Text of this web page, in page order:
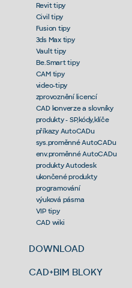
Revit tipy
Civil tipy
Fusion tipy
3ds Max tipy
Vault tipy
Be.Smart tipy
CAM tipy
video-tipy
zprovoznění licencí
CAD konverze a slovníky
produkty - SP,kódy,klíče
příkazy AutoCADu
sys.proměnné AutoCADu
env.proměnné AutoCADu
produkty Autodesk
ukončené produkty
programování
výuková pásma
VIP tipy
CAD wiki
DOWNLOAD
CAD+BIM BLOKY